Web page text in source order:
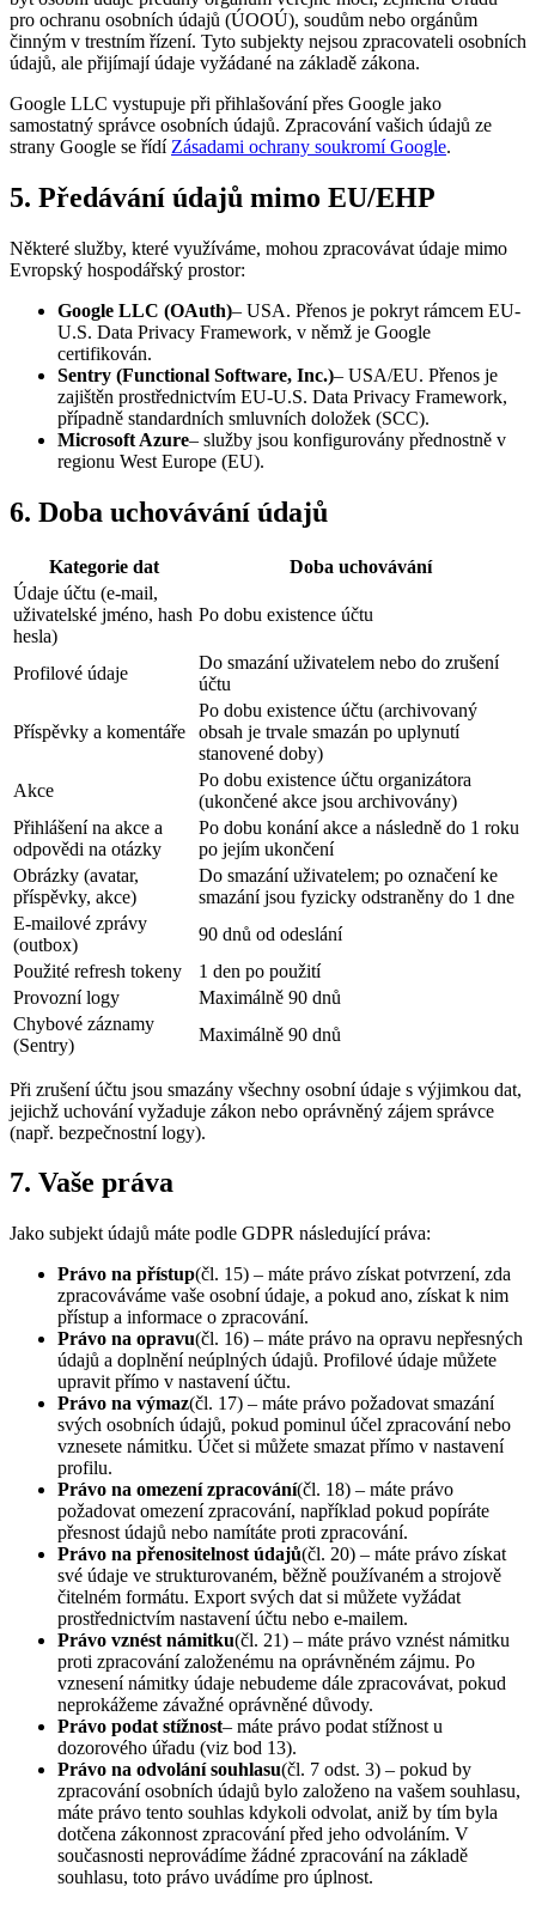
pro ochranu osobních údajů (ÚOOÚ), soudům nebo orgánům
činným v trestním řízení. Tyto subjekty nejsou zpracovateli osobních
údajů, ale přijímají údaje vyžádané na základě zákona.
Google LLC vystupuje při přihlašování přes Google jako
samostatný správce osobních údajů. Zpracování vašich údajů ze
strany Google se řídí Zásadami ochrany soukromí Google.
5. Předávání údajů mimo EU/EHP
Některé služby, které využíváme, mohou zpracovávat údaje mimo
Evropský hospodářský prostor:
Google LLC (OAuth)– USA. Přenos je pokryt rámcem EU-
U.S. Data Privacy Framework, v němž je Google
certifikován.
Sentry (Functional Software, Inc.)– USA/EU. Přenos je
zajištěn prostřednictvím EU-U.S. Data Privacy Framework,
případně standardních smluvních doložek (SCC).
Microsoft Azure– služby jsou konfigurovány přednostně v
regionu West Europe (EU).
6. Doba uchovávání údajů
Kategorie dat
Doba uchovávání
Údaje účtu (e-mail,
uživatelské jméno, hash
hesla)
Po dobu existence účtu
Profilové údaje
Do smazání uživatelem nebo do zrušení
účtu
Příspěvky a komentáře
Po dobu existence účtu (archivovaný
obsah je trvale smazán po uplynutí
stanovené doby)
Akce
Po dobu existence účtu organizátora
(ukončené akce jsou archivovány)
Přihlášení na akce a
odpovědi na otázky
Po dobu konání akce a následně do 1 roku
po jejím ukončení
Obrázky (avatar,
příspěvky, akce)
Do smazání uživatelem; po označení ke
smazání jsou fyzicky odstraněny do 1 dne
E-mailové zprávy
(outbox)
90 dnů od odeslání
Použité refresh tokeny
1 den po použití
Provozní logy
Maximálně 90 dnů
Chybové záznamy
(Sentry)
Maximálně 90 dnů
Při zrušení účtu jsou smazány všechny osobní údaje s výjimkou dat,
jejichž uchování vyžaduje zákon nebo oprávněný zájem správce
(např. bezpečnostní logy).
7. Vaše práva
Jako subjekt údajů máte podle GDPR následující práva:
Právo na přístup(čl. 15) – máte právo získat potvrzení, zda
zpracováváme vaše osobní údaje, a pokud ano, získat k nim
přístup a informace o zpracování.
Právo na opravu(čl. 16) – máte právo na opravu nepřesných
údajů a doplnění neúplných údajů. Profilové údaje můžete
upravit přímo v nastavení účtu.
Právo na výmaz(čl. 17) – máte právo požadovat smazání
svých osobních údajů, pokud pominul účel zpracování nebo
vznesete námitku. Účet si můžete smazat přímo v nastavení
profilu.
Právo na omezení zpracování(čl. 18) – máte právo
požadovat omezení zpracování, například pokud popíráte
přesnost údajů nebo namítáte proti zpracování.
Právo na přenositelnost údajů(čl. 20) – máte právo získat
své údaje ve strukturovaném, běžně používaném a strojově
čitelném formátu. Export svých dat si můžete vyžádat
prostřednictvím nastavení účtu nebo e-mailem.
Právo vznést námitku(čl. 21) – máte právo vznést námitku
proti zpracování založenému na oprávněném zájmu. Po
vznesení námitky údaje nebudeme dále zpracovávat, pokud
neprokážeme závažné oprávněné důvody.
Právo podat stížnost– máte právo podat stížnost u
dozorového úřadu (viz bod 13).
Právo na odvolání souhlasu(čl. 7 odst. 3) – pokud by
zpracování osobních údajů bylo založeno na vašem souhlasu,
máte právo tento souhlas kdykoli odvolat, aniž by tím byla
dotčena zákonnost zpracování před jeho odvoláním. V
současnosti neprovádíme žádné zpracování na základě
souhlasu, toto právo uvádíme pro úplnost.